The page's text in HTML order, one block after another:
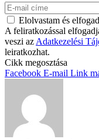
Elolvastam és
A feliratkozással
veszi az Adatkezelési
leiratkozhat.
Cikk megosztása
Facebook E-mail Link